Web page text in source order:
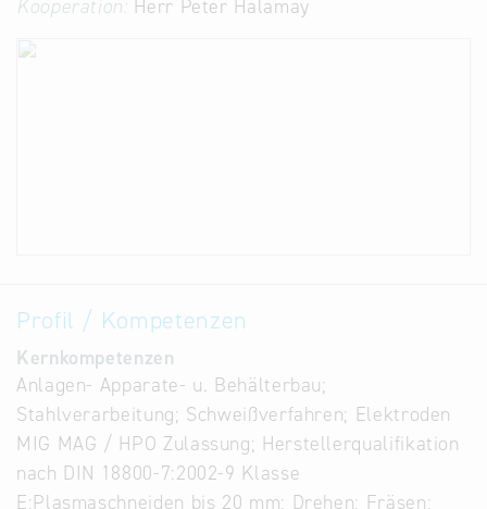
Kooperation: Herr Peter Halamay
Profil / Kompetenzen
Kernkompetenzen
Anlagen- Apparate- u. Behälterbau;
Stahlverarbeitung; Schweißverfahren; Elektroden
MIG MAG / HPO Zulassung; Herstellerqualifikation
nach DIN 18800-7:2002-9 Klasse
E;Plasmaschneiden bis 20 mm; Drehen; Fräsen;